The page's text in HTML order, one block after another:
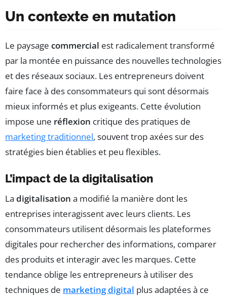
Un contexte en mutation
Le paysage commercial est radicalement transformé
par la montée en puissance des nouvelles technologies
et des réseaux sociaux. Les entrepreneurs doivent
faire face à des consommateurs qui sont désormais
mieux informés et plus exigeants. Cette évolution
impose une réflexion critique des pratiques de
marketing traditionnel, souvent trop axées sur des
stratégies bien établies et peu flexibles.
L’impact de la digitalisation
La digitalisation a modifié la manière dont les
entreprises interagissent avec leurs clients. Les
consommateurs utilisent désormais les plateformes
digitales pour rechercher des informations, comparer
des produits et interagir avec les marques. Cette
tendance oblige les entrepreneurs à utiliser des
techniques de marketing digital plus adaptées à ce